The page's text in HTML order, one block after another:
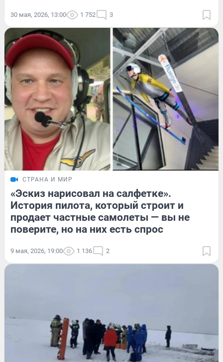
30 мая, 2026, 13:00 1 752 3
СТРАНА И МИР
«Эскиз нарисовал на салфетке».
История пилота, который строит и
продает частные самолеты — вы не
поверите, но на них есть спрос
9 мая, 2026, 19:00 1 136 2